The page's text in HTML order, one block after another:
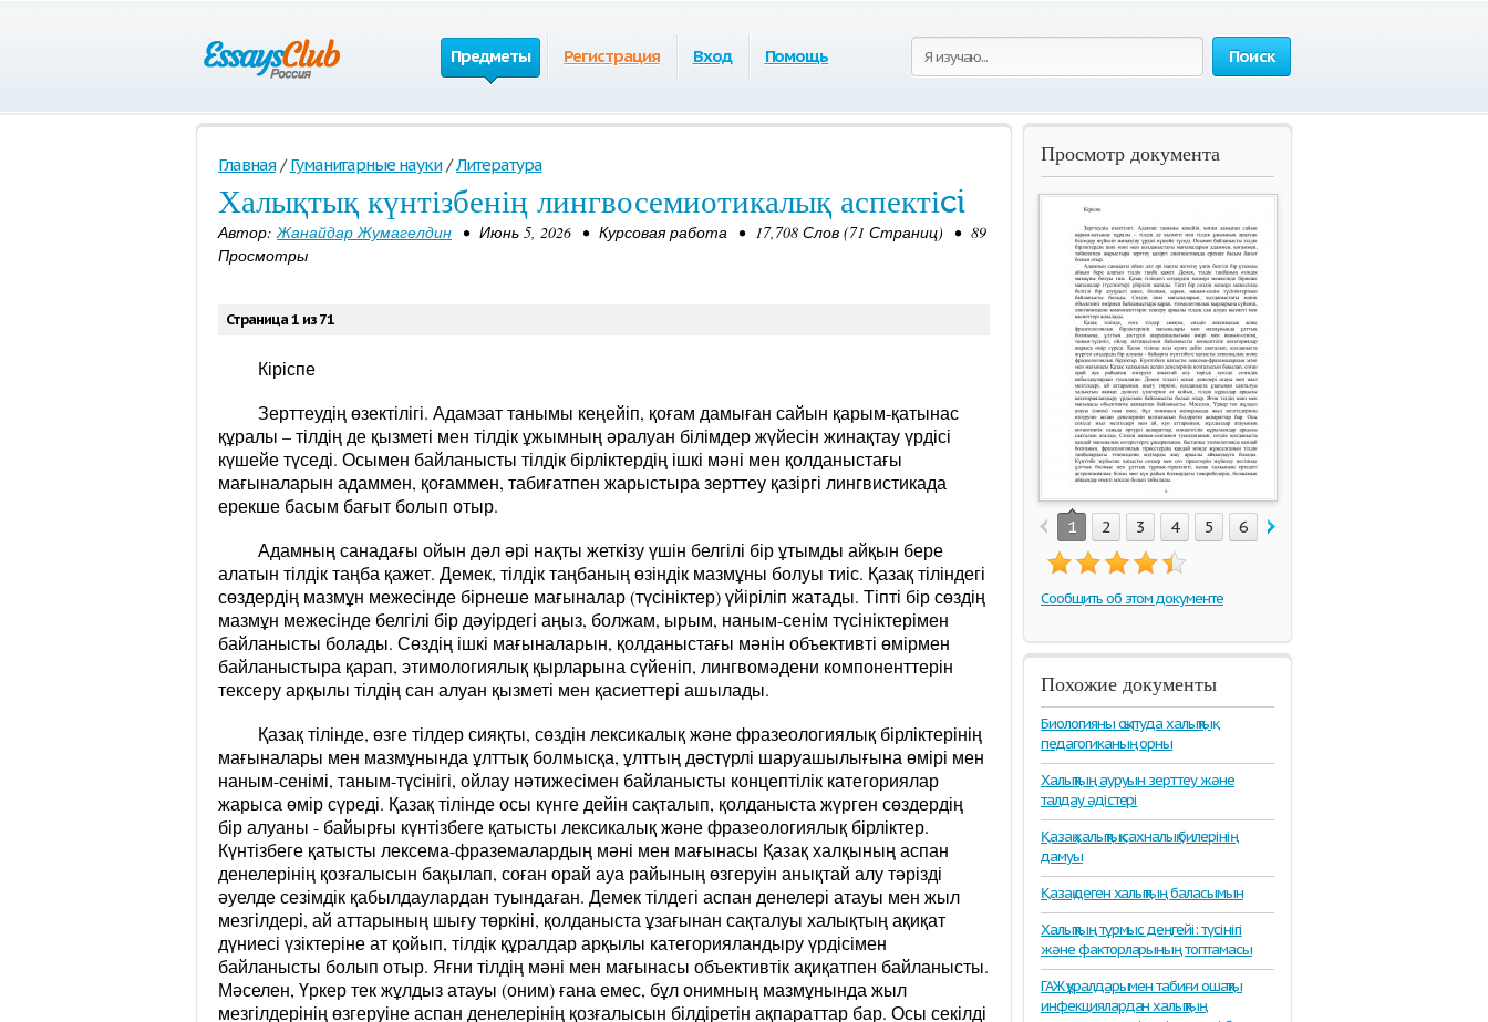
Поиск
Предметы Регистрация Вход Помощь
Главная / Гуманитарные науки / Литература
Халықтық күнтізбенің лингвосемиотикалық аспектіci
Автор:Жанайдар Жумагелдин • Июнь 5, 2026 • Курсовая работа • 17,708 Слов (71 Страниц) • 89
Просмотры
Страница 1 из 71
Кіріспе
Зерттеудің өзектілігі. Адамзат танымы кеңейіп, қоғам дамыған сайын қарым-қатынас
құралы – тілдің де қызметі мен тілдік ұжымның әралуан білімдер жүйесін жинақтау үрдісі
күшейе түседі. Осымен байланысты тілдік бірліктердің ішкі мәні мен қолданыстағы
мағыналарын адаммен, қоғаммен, табиғатпен жарыстыра зерттеу қазіргі лингвистикада
ерекше басым бағыт болып отыр.
Адамның санадағы ойын дәл әрі нақты жеткізу үшін белгілі бір ұтымды айқын бере
алатын тілдік таңба қажет. Демек, тілдік таңбаның өзіндік мазмұны болуы тиіс. Қазақ тіліндегі
сөздердің мазмұн межесінде бірнеше мағыналар (түсініктер) үйіріліп жатады. Тіпті бір сөздің
мазмұн межесінде белгілі бір дәуірдегі аңыз, болжам, ырым, наным-сенім түсініктерімен
байланысты болады. Сөздің ішкі мағыналарын, қолданыстағы мәнін объективті өмірмен
байланыстыра қарап, этимологиялық қырларына сүйеніп, лингвомәдени компоненттерін
тексеру арқылы тілдің сан алуан қызметі мен қасиеттері ашылады.
Қазақ тілінде, өзге тілдер сияқты, сөздін лексикалық және фразеологиялық бірліктерінің
мағыналары мен мазмұнында ұлттық болмысқа, ұлттың дәстүрлі шаруашылығына өмірі мен
наным-сенімі, таным-түсінігі, ойлау нәтижесімен байланысты концептілік категориялар
жарыса өмір сүреді. Қазақ тілінде осы күнге дейін сақталып, қолданыста жүрген сөздердің
бір алуаны - байырғы күнтізбеге қатысты лексикалық және фразеологиялық бірліктер.
Күнтізбеге қатысты лексема-фраземалардың мәні мен мағынасы Қазақ халқының аспан
денелерінің қозғалысын бақылап, соған орай ауа райының өзгеруін анықтай алу тәрізді
әуелде сезімдік қабылдаулардан туындаған. Демек тілдегі аспан денелері атауы мен жыл
мезгілдері, ай аттарының шығу төркіні, қолданыста ұзағынан сақталуы халықтың ақиқат
дүниесі үзіктеріне ат қойып, тілдік құралдар арқылы категорияландыру үрдісімен
байланысты болып отыр. Яғни тілдің мәні мен мағынасы объективтік ақиқатпен байланысты.
Мәселен, Үркер тек жұлдыз атауы (оним) ғана емес, бұл онимның мазмұнында жыл
мезгілдерінің өзгеруіне аспан денелерінің қозғалысын білдіретін ақпараттар бар. Осы секілді
Просмотр документа
1 2 3 4 5 6 7
Сообщить об этом документе
Похожие документы
Биологияны оқытуда халықтық
педагогиканың орны
Халықтың ауруын зерттеу және
талдау әдістері
Қазақ халықтық сахналық билерінің
дамуы
Қазақ деген халықтың баласымын
Халықтың тұрмыс деңгейі: түсінігі
және факторларының топтамасы
ГАЖ құралдарымен табиғи ошақты
инфекциялардан халықтың